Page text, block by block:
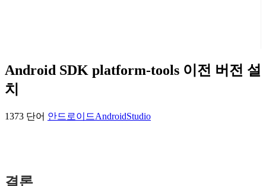
Android SDK platform-tools 이전 버전 설
치
1373 단어 안드로이드AndroidStudio
결론